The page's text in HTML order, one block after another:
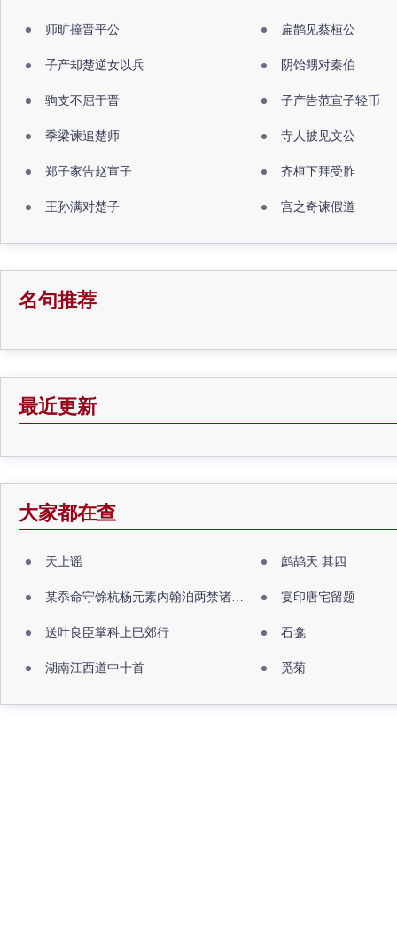
师旷撞晋平公 扁鹊见蔡桓公
子产却楚逆女以兵 阴饴甥对秦伯
驹支不屈于晋 子产告范宣子轻币
季梁谏追楚师 寺人披见文公
郑子家告赵宣子 齐桓下拜受胙
王孙满对楚子 宫之奇谏假道
名句推荐
最近更新
大家都在查
天上谣 鹧鸪天 其四
某忝命守馀杭杨元素内翰洎两禁诸公出祖佛寺 宴印唐宅留题
送叶良臣掌科上巳郊行 石龛
湖南江西道中十首 觅菊